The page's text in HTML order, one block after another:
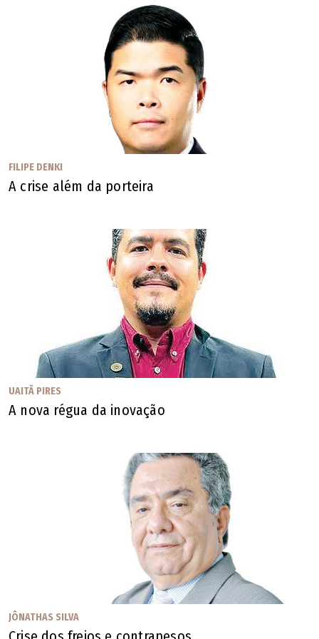
justiça. Especialista em compliance e Direito Penal
Econômico e em Processo Penal
Os artigos publicados não refletem a opinião de O
POPULAR. Sua publicação obedece ao propósito de
estimular e fomentar a diversidade e o debate de
temas locais, nacionais ou mundiais.
FILIPE DENKI
A crise além da porteira
UAITÃ PIRES
A nova régua da inovação
JÔNATHAS SILVA